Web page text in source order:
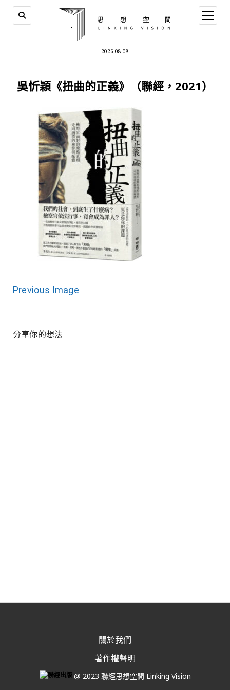
2026-08-08
open
menu
吳忻穎《扭曲的正義》（聯經，2021）
Previous Image
分享你的想法
關於我們
著作權聲明
@ 2023 聯經思想空間 Linking Vision